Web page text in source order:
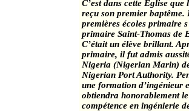
C’est dans cette Eglise que
reçu son premier baptême.
premières écoles primaire
primaire Saint-Thomas de
C’était un élève brillant.
primaire, il fut admis
Nigeria (Nigerian Marin)
Nigerian PortAuthority.
une formation d’ingénieur
obtiendra honorablement
compétence en ingénierie